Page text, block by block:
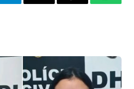
TelegramEmail
Copy